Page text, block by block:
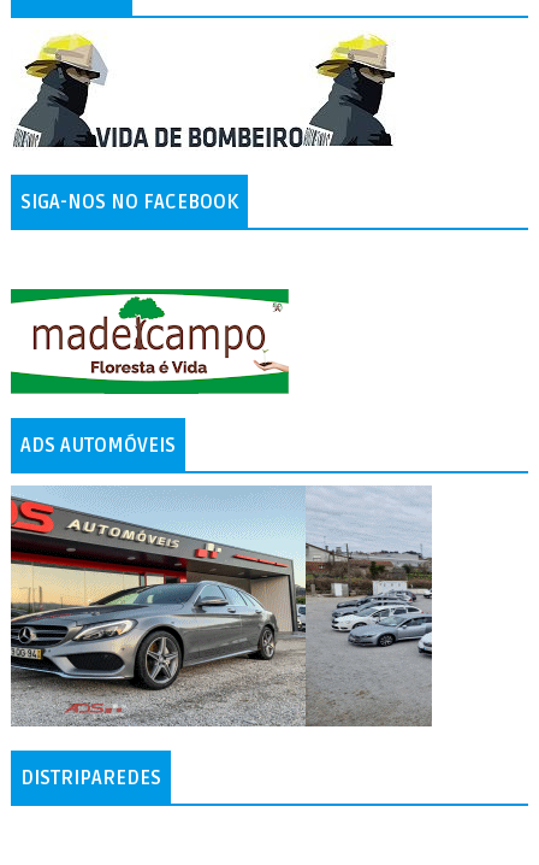
SIGA-NOS NO FACEBOOK
ADS AUTOMÓVEIS
DISTRIPAREDES